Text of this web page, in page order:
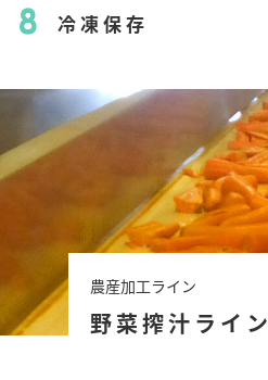
冷凍保存
農産加工ライン
野菜搾汁ライン